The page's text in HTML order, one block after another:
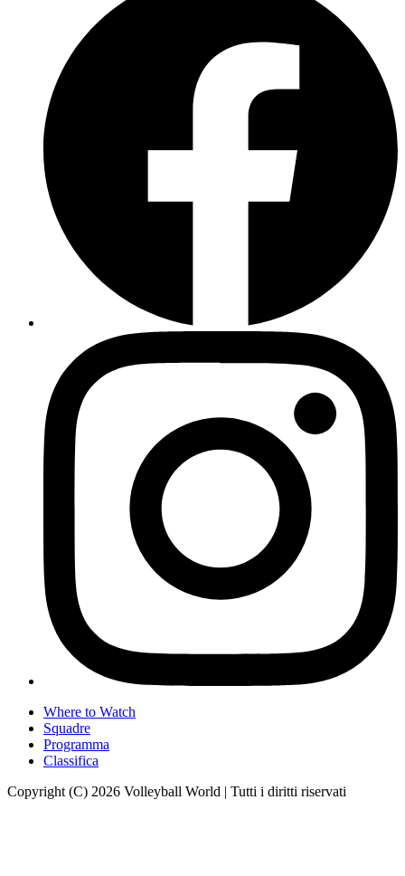
Where to Watch
Squadre
Programma
Classifica
Copyright (C) 2026 Volleyball World | Tutti i diritti riservati